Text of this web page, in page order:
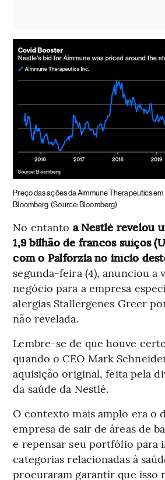
Preço das ações da Aimmune Therapeutics em
Bloomberg (Source: Bloomberg)
No entanto a Nestlé revelou
1,9 bilhão de francos suíços
com o Palforzia no início
segunda-feira (4), anunciou a
negócio para a empresa
alergias Stallergenes Greer
não revelada.
Lembre-se de que houve
quando o CEO Mark
aquisição original, feita pela
da saúde da Nestlé.
O contexto mais amplo era o
empresa de sair de áreas de
e repensar seu portfólio para
categorias relacionadas à
procuraram garantir que isso